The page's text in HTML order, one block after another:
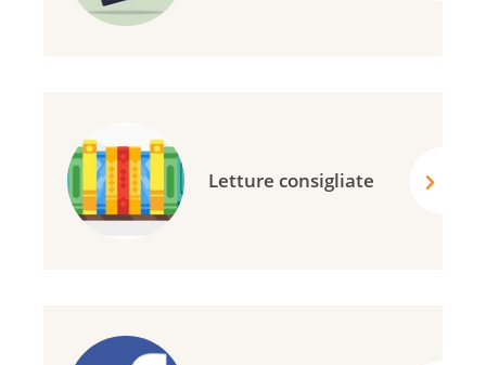
Letture consigliate